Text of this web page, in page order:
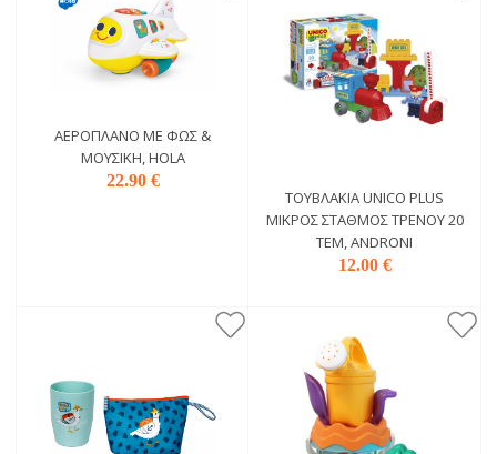
ΑΕΡΟΠΛΆΝΟ ΜΕ ΦΩΣ &
ΜΟΥΣΙΚΉ, HOLA
22.90 €
ΤΟΥΒΛΆΚΙΑ UNICO PLUS
ΜΙΚΡΌΣ ΣΤΑΘΜΌΣ ΤΡΈΝΟΥ 20
ΤΕΜ, ANDRONI
12.00 €